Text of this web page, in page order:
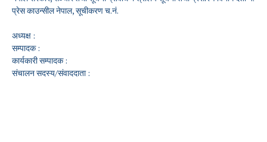
प्रेस काउन्सील नेपाल, सूचीकरण च.नं.
अध्यक्ष :
सम्पादक :
कार्यकारी सम्पादक :
संचालन सदस्य/संवाददाता :